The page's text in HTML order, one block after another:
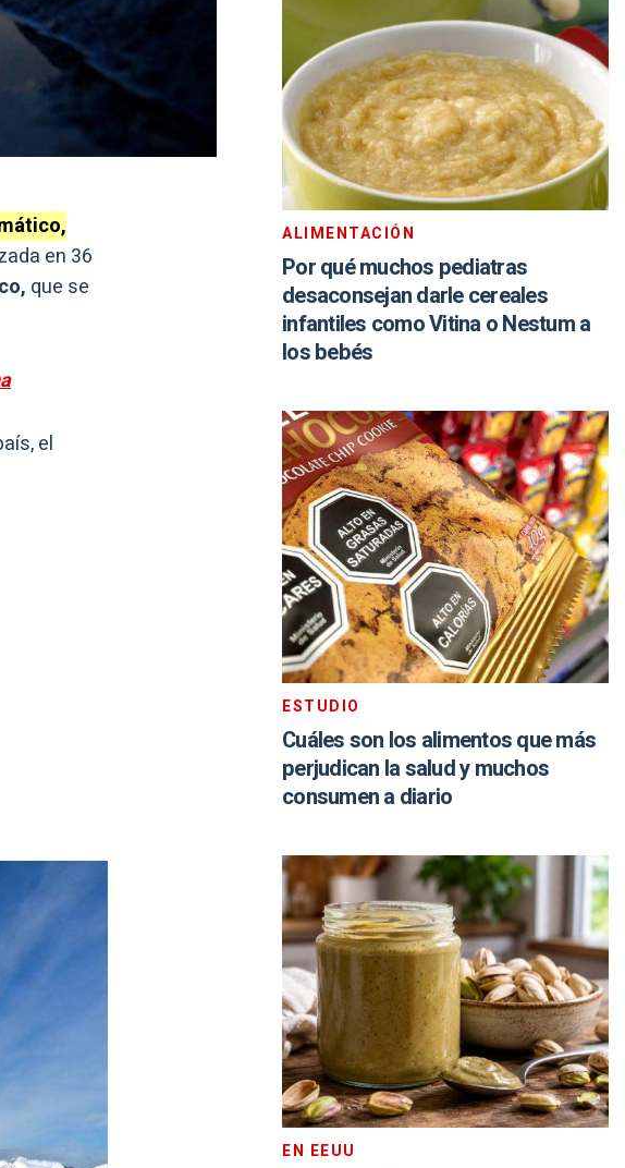
en 36
que se
el
ALIMENTACIÓN
Por qué muchos pediatras
desaconsejan darle cereales
infantiles como Vitina o Nestum a
los bebés
ESTUDIO
Cuáles son los alimentos que más
perjudican la salud y muchos
consumen a diario
EN EEUU